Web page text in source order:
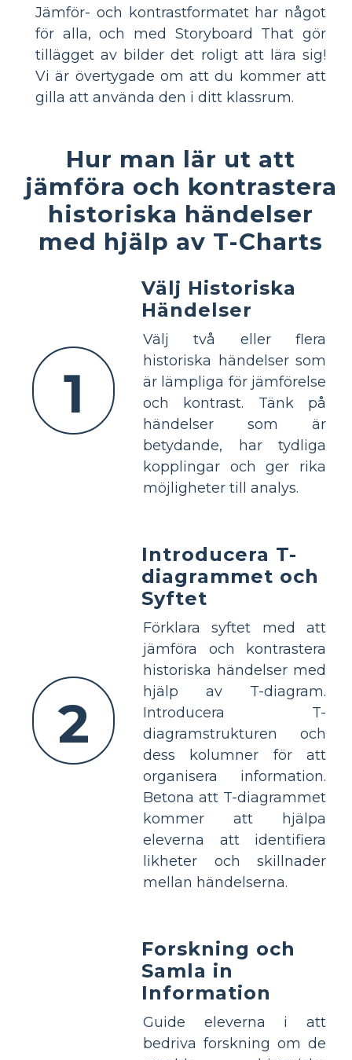
Jämför- och kontrastformatet har något
för alla, och med Storyboard That gör
tillägget av bilder det roligt att lära sig!
Vi är övertygade om att du kommer att
gilla att använda den i ditt klassrum.
Hur man lär ut att
jämföra och kontrastera
historiska händelser
med hjälp av T-Charts
1
Välj Historiska
Händelser
Välj två eller flera
historiska händelser som
är lämpliga för jämförelse
och kontrast. Tänk på
händelser som är
betydande, har tydliga
kopplingar och ger rika
möjligheter till analys.
2
Introducera T-
diagrammet och
Syftet
Förklara syftet med att
jämföra och kontrastera
historiska händelser med
hjälp av T-diagram.
Introducera T-
diagramstrukturen och
dess kolumner för att
organisera information.
Betona att T-diagrammet
kommer att hjälpa
eleverna att identifiera
likheter och skillnader
mellan händelserna.
Forskning och
Samla in
Information
Guide eleverna i att
bedriva forskning om de